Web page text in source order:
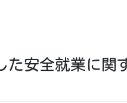
た安全就業に関